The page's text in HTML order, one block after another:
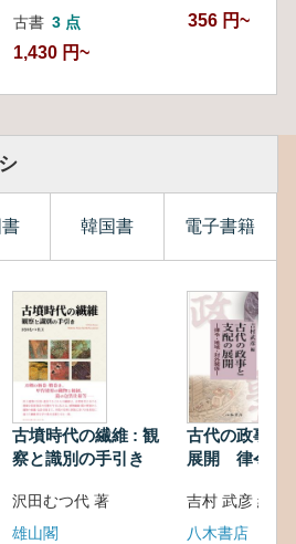
古書 3 点
1,430 円~
356 円~
韓国書 電子書籍
古墳時代の繊維 : 観
察と識別の手引き
沢田むつ代 著
雄山閣
古代の政事と
展開 律令・
吉村 武彦 編集
八木書店